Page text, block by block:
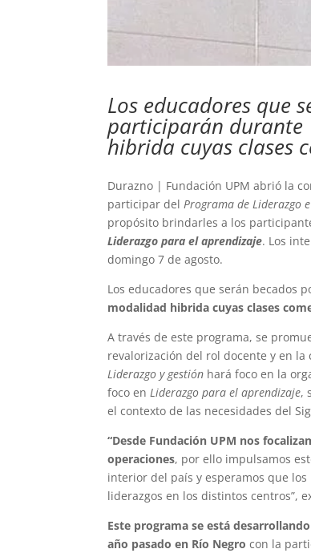
Los educadores que
participarán durante
hibrida cuyas clases
Durazno | Fundación UPM abrió la
participar delPrograma de Liderazgo
propósito brindarles a los
Liderazgo para el aprendizaje. Los
domingo 7 de agosto.
Los educadores que serán becados
modalidad hibrida cuyas clases
A través de este programa, se
revalorización del rol docente y en
Liderazgo y gestión hará foco en la
foco enLiderazgo para el aprendizaje,
el contexto de las necesidades del
“Desde Fundación UPM nos
operaciones, por ello impulsamos
interior del país y esperamos que
liderazgos en los distintos centros”,
Este programa se está
año pasado en Río Negro con la